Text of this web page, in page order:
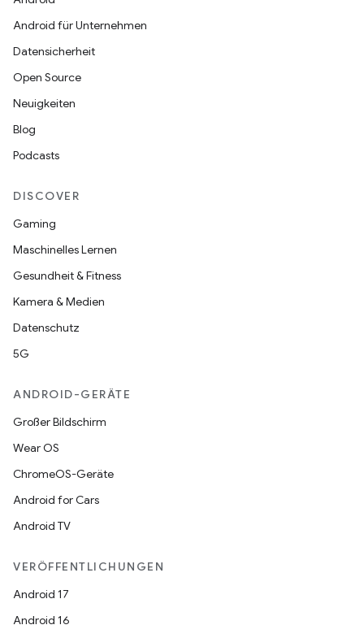
Android für Unternehmen
Datensicherheit
Open Source
Neuigkeiten
Blog
Podcasts
DISCOVER
Gaming
Maschinelles Lernen
Gesundheit & Fitness
Kamera & Medien
Datenschutz
5G
ANDROID-GERÄTE
Großer Bildschirm
Wear OS
ChromeOS-Geräte
Android for Cars
Android TV
VERÖFFENTLICHUNGEN
Android 17
Android 16